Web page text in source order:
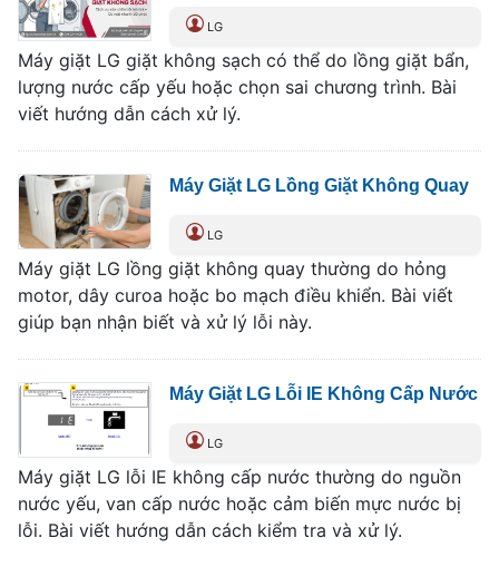
LG
Máy giặt LG giặt không sạch có thể do lồng giặt bẩn,
lượng nước cấp yếu hoặc chọn sai chương trình. Bài
viết hướng dẫn cách xử lý.
Máy Giặt LG Lồng Giặt Không Quay
LG
Máy giặt LG lồng giặt không quay thường do hỏng
motor, dây curoa hoặc bo mạch điều khiển. Bài viết
giúp bạn nhận biết và xử lý lỗi này.
Máy Giặt LG Lỗi IE Không Cấp Nước
LG
Máy giặt LG lỗi IE không cấp nước thường do nguồn
nước yếu, van cấp nước hoặc cảm biến mực nước bị
lỗi. Bài viết hướng dẫn cách kiểm tra và xử lý.